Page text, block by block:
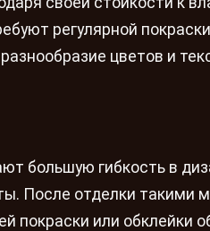
регулярной
цветов и
большую гибкость в
После отделки такими
покраски или обклейки